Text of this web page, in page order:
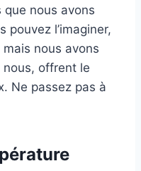
nous avons
pouvez l’imaginer,
nous avons
nous, offrent le
Ne passez pas à